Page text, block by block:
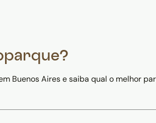
Buenos Aires e saiba qual o melhor